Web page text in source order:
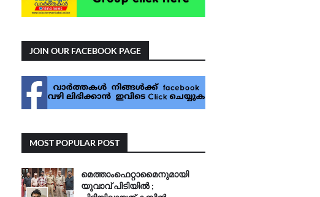
JOIN OUR FACEBOOK PAGE
MOST POPULAR POST
മെത്താംഫെറ്റാമൈനുമായി
യുവാവ് പിടിയിൽ ;